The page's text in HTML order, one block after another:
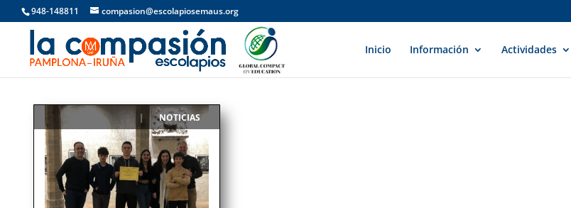
948-148811 compasion@escolapiosemaus.org
Inicio Información Actividades
NOTICIAS